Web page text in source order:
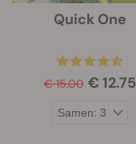
Quick One
€ 15.00 € 12.75